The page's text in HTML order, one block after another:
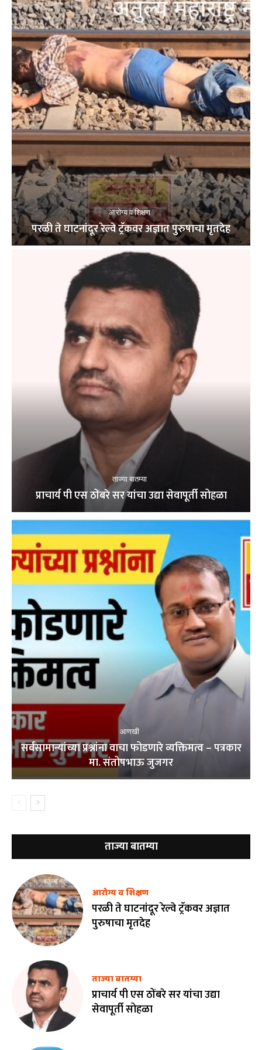
आरोग्य व शिक्षण
परळी ते घाटनांदूर रेल्वे ट्रॅकवर अज्ञात पुरुषाचा मृतदेह
ताज्या बातम्या
प्राचार्य पी एस ठोंबरे सर यांचा उद्या सेवापूर्ती सोहळा
आणखी
सर्वसामान्यांच्या प्रश्नांना वाचा फोडणारे व्यक्तिमत्व – पत्रकार
मा. संतोषभाऊ जुजगर
ताज्या बातम्या
आरोग्य व शिक्षण
परळी ते घाटनांदूर रेल्वे ट्रॅकवर अज्ञात
पुरुषाचा मृतदेह
ताज्या बातम्या
प्राचार्य पी एस ठोंबरे सर यांचा उद्या
सेवापूर्ती सोहळा